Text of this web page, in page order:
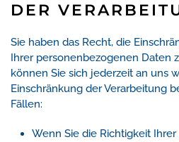
DER
Sie haben das Recht, die
Ihrer personenbezogenen Daten
können Sie sich jederzeit an uns
Einschränkung der Verarbeitung
Fällen:
Wenn Sie die Richtigkeit